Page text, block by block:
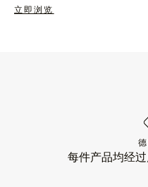
立即浏览
每件产品均经